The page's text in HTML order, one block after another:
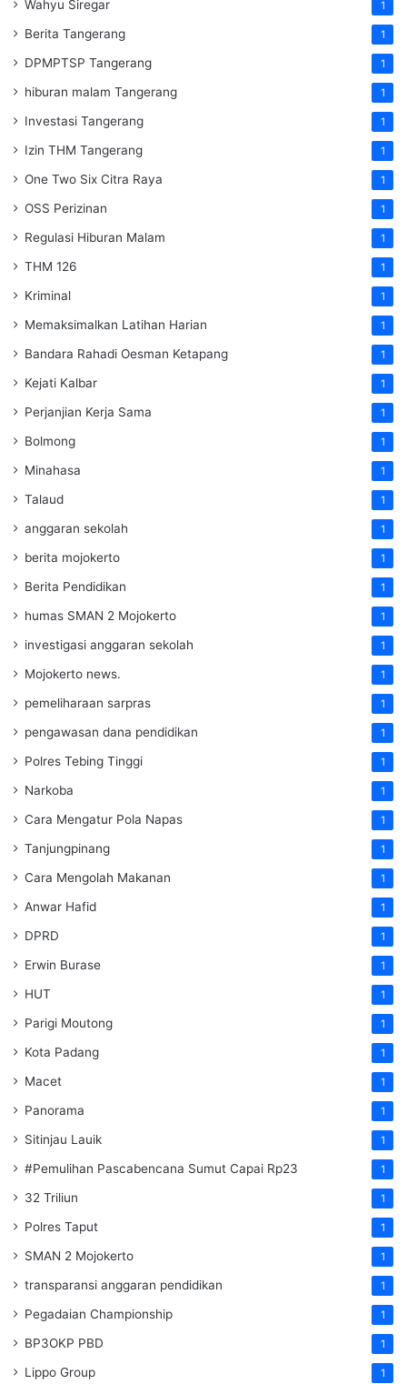
Wahyu Siregar 1
Berita Tangerang 1
DPMPTSP Tangerang 1
hiburan malam Tangerang 1
Investasi Tangerang 1
Izin THM Tangerang 1
One Two Six Citra Raya 1
OSS Perizinan 1
Regulasi Hiburan Malam 1
THM 126 1
Kriminal 1
Memaksimalkan Latihan Harian 1
Bandara Rahadi Oesman Ketapang 1
Kejati Kalbar 1
Perjanjian Kerja Sama 1
Bolmong 1
Minahasa 1
Talaud 1
anggaran sekolah 1
berita mojokerto 1
Berita Pendidikan 1
humas SMAN 2 Mojokerto 1
investigasi anggaran sekolah 1
Mojokerto news. 1
pemeliharaan sarpras 1
pengawasan dana pendidikan 1
Polres Tebing Tinggi 1
Narkoba 1
Cara Mengatur Pola Napas 1
Tanjungpinang 1
Cara Mengolah Makanan 1
Anwar Hafid 1
DPRD 1
Erwin Burase 1
HUT 1
Parigi Moutong 1
Kota Padang 1
Macet 1
Panorama 1
Sitinjau Lauik 1
#Pemulihan Pascabencana Sumut Capai Rp23 1
32 Triliun 1
Polres Taput 1
SMAN 2 Mojokerto 1
transparansi anggaran pendidikan 1
Pegadaian Championship 1
BP3OKP PBD 1
Lippo Group 1